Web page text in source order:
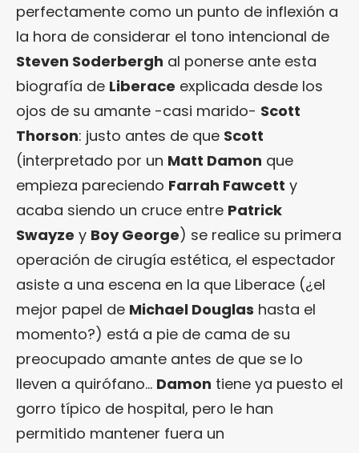
perfectamente como un punto de inflexión a
la hora de considerar el tono intencional de
Steven Soderbergh al ponerse ante esta
biografía de Liberace explicada desde los
ojos de su amante -casi marido- Scott
Thorson: justo antes de que Scott
(interpretado por un Matt Damon que
empieza pareciendo Farrah Fawcett y
acaba siendo un cruce entre Patrick
Swayze y Boy George) se realice su primera
operación de cirugía estética, el espectador
asiste a una escena en la que Liberace (¿el
mejor papel de Michael Douglas hasta el
momento?) está a pie de cama de su
preocupado amante antes de que se lo
lleven a quirófano… Damon tiene ya puesto el
gorro típico de hospital, pero le han
permitido mantener fuera un